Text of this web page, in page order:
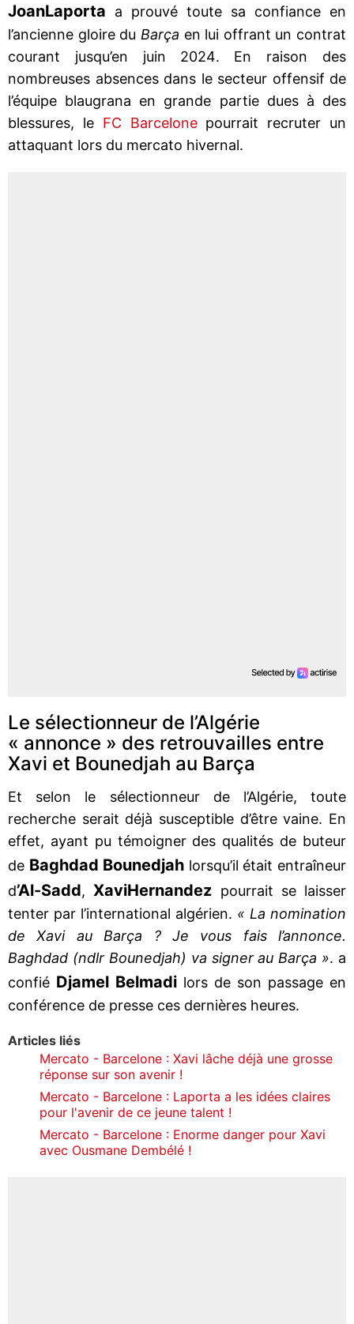
JoanLaporta a prouvé toute sa confiance en
l’ancienne gloire du Barça en lui offrant un contrat
courant jusqu’en juin 2024. En raison des
nombreuses absences dans le secteur offensif de
l’équipe blaugrana en grande partie dues à des
blessures, le FC Barcelonepourrait recruter un
attaquant lors du mercato hivernal.
Le sélectionneur de l’Algérie
« annonce » des retrouvailles entre
Xavi et Bounedjah au Barça
Et selon le sélectionneur de l’Algérie, toute
recherche serait déjà susceptible d’être vaine. En
effet, ayant pu témoigner des qualités de buteur
de Baghdad Bounedjah lorsqu’il était entraîneur
d’Al-Sadd,XaviHernandez pourrait se laisser
tenter par l’international algérien. « La nomination
de Xavi au Barça ? Je vous fais l’annonce.
Baghdad (ndlr Bounedjah) va signer au Barça ». a
confié Djamel Belmadi lors de son passage en
conférence de presse ces dernières heures.
Articles liés
Mercato - Barcelone : Xavi lâche déjà une grosse
réponse sur son avenir !
Mercato - Barcelone : Laporta a les idées claires
pour l'avenir de ce jeune talent !
Mercato - Barcelone : Enorme danger pour Xavi
avec Ousmane Dembélé !